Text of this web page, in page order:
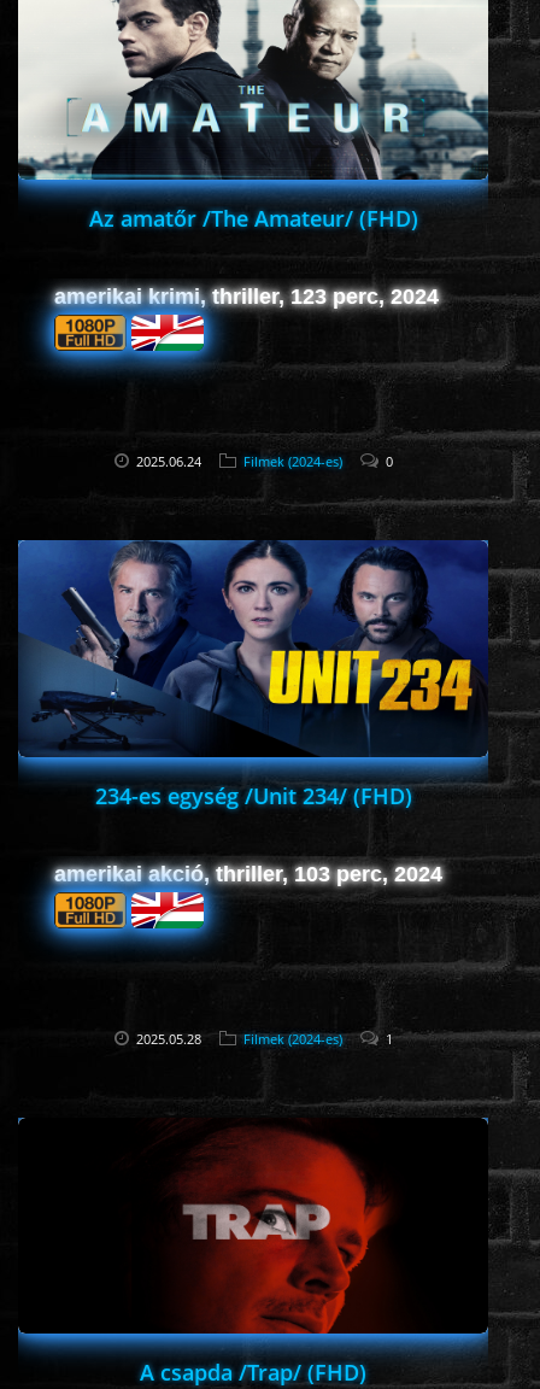
ROMANTIKUS
HÁBORÚS
KATASZTRÓFA
CSALÁDI
WESTERN
DOKUMENTUMFILMEK
ÉLŐ ADÁSOK (LIVE)
SOROZAT
KARÁCSONYI FILMEK
PC-GAME
www.onlinefilmvilag2.eu,Copyright © 2017-2026 Az oldal nem tárol
semmilyen jogsértő tartalmat. Minden adat külső forrásból származik |
Frissítve: 2026.07.27 | Fel ↑
Az amatőr /The Amateur/ (FHD)
amerikai krimi, thriller, 123 perc, 2024
2025.06.24 Filmek (2024-es) 0
234-es egység /Unit 234/ (FHD)
amerikai akció, thriller, 103 perc, 2024
2025.05.28 Filmek (2024-es) 1
A csapda /Trap/ (FHD)